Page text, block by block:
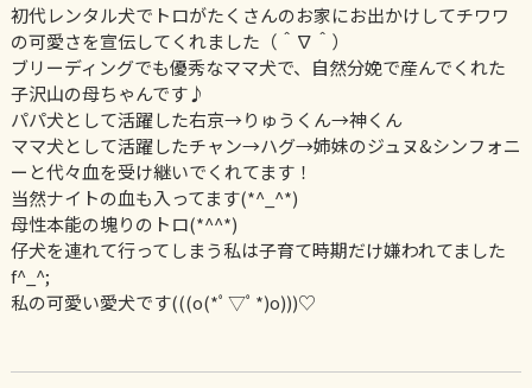
初代レンタル犬でトロがたくさんのお家にお出かけしてチワワ
の可愛さを宣伝してくれました（＾∇＾）
ブリーディングでも優秀なママ犬で、自然分娩で産んでくれた
子沢山の母ちゃんです♪
パパ犬として活躍した右京→りゅうくん→神くん
ママ犬として活躍したチャン→ハグ→姉妹のジュヌ&シンフォニ
ーと代々血を受け継いでくれてます！
当然ナイトの血も入ってます(*^_^*)
母性本能の塊りのトロ(*^^*)
仔犬を連れて行ってしまう私は子育て時期だけ嫌われてました
f^_^;
私の可愛い愛犬です(((o(*ﾟ▽ﾟ*)o)))♡